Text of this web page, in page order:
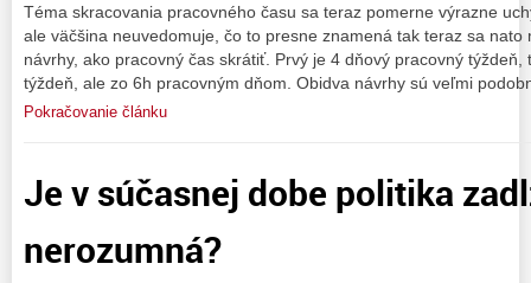
Téma skracovania pracovného času sa teraz pomerne výrazne
ale väčšina neuvedomuje, čo to presne znamená tak teraz sa
návrhy, ako pracovný čas skrátiť. Prvý je 4 dňový pracovný
týždeň, ale zo 6h pracovným dňom. Obidva návrhy sú veľmi
Pokračovanie článku
Je v súčasnej dobe politika
nerozumná?